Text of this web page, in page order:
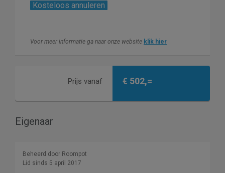
Kosteloos annuleren
Voor meer informatie ga naar onze website klik hier
Prijs vanaf € 502,=
Eigenaar
Beheerd door Roompot
Lid sinds 5 april 2017